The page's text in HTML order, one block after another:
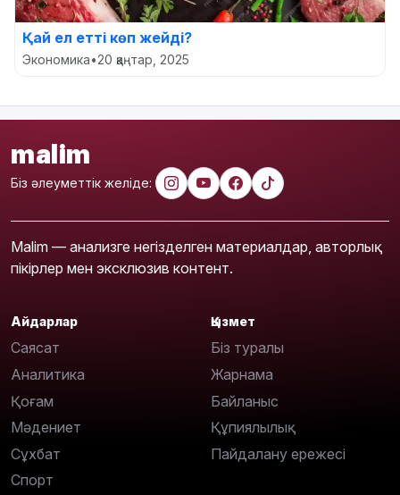
Қай ел етті көп жейді?
Экономика•20 қаңтар, 2025
malim
Біз әлеуметтік желіде:
Malim — анализге негізделген материалдар, авторлық
пікірлер мен эксклюзив контент.
Айдарлар
Саясат
Аналитика
Қоғам
Мәдениет
Сұхбат
Спорт
Қызмет
Біз туралы
Жарнама
Байланыс
Құпиялылық
Пайдалану ережесі